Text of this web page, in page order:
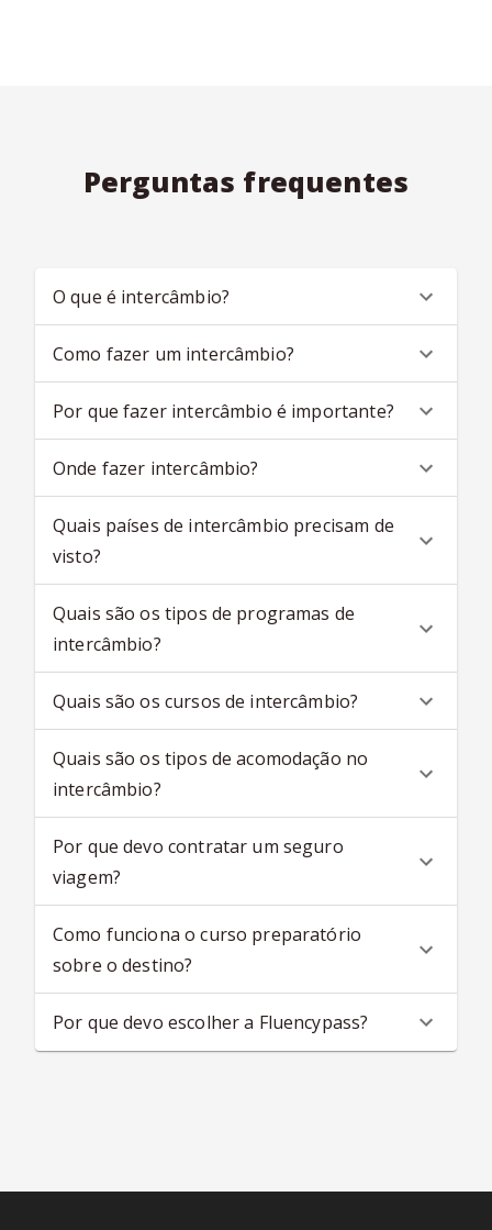
Perguntas frequentes
O que é intercâmbio?
Como fazer um intercâmbio?
Por que fazer intercâmbio é importante?
Onde fazer intercâmbio?
Quais países de intercâmbio precisam de
visto?
Quais são os tipos de programas de
intercâmbio?
Quais são os cursos de intercâmbio?
Quais são os tipos de acomodação no
intercâmbio?
Por que devo contratar um seguro
viagem?
Como funciona o curso preparatório
sobre o destino?
Por que devo escolher a Fluencypass?